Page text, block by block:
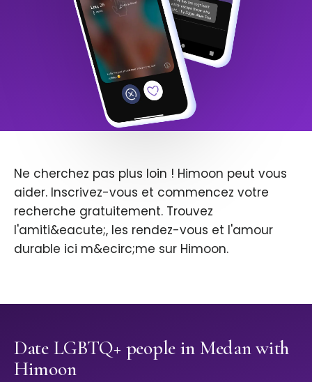
Ne cherchez pas plus loin ! Himoon peut vous
aider. Inscrivez-vous et commencez votre
recherche gratuitement. Trouvez
l'amiti&eacute;, les rendez-vous et l'amour
durable ici m&ecirc;me sur Himoon.
Date LGBTQ+ people in Medan with
Himoon